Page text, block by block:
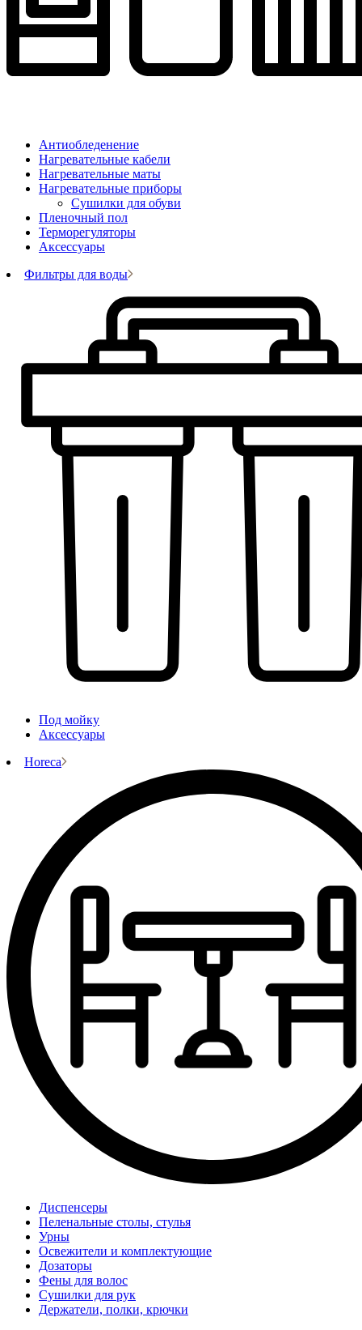
Антиобледенение
Нагревательные кабели
Нагревательные маты
Нагревательные приборы
Сушилки для обуви
Пленочный пол
Терморегуляторы
Аксессуары
Фильтры для воды
Под мойку
Аксессуары
Horeca
Диспенсеры
Пеленальные столы, стулья
Урны
Освежители и комплектующие
Дозаторы
Фены для волос
Сушилки для рук
Держатели, полки, крючки